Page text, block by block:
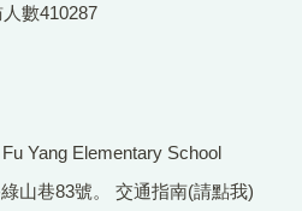
數410287
Yang Elementary School
山巷83號。 交通指南(請點我)